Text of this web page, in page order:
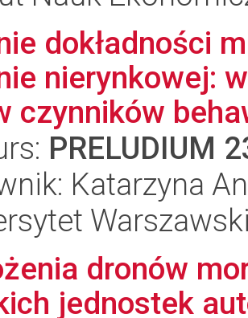
dokładności
nierynkowej:
czynników
PRELUDIUM
Katarzyna
dronów
jednostek